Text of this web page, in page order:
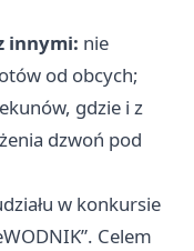
innymi: nie
od obcych;
gdzie i z
dzwoń pod
w konkursie
Celem